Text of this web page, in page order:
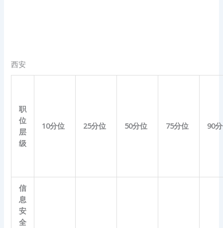
西安
职
位
层
级
10分位 25分位 50分位 75分位 90
信
息
安
全